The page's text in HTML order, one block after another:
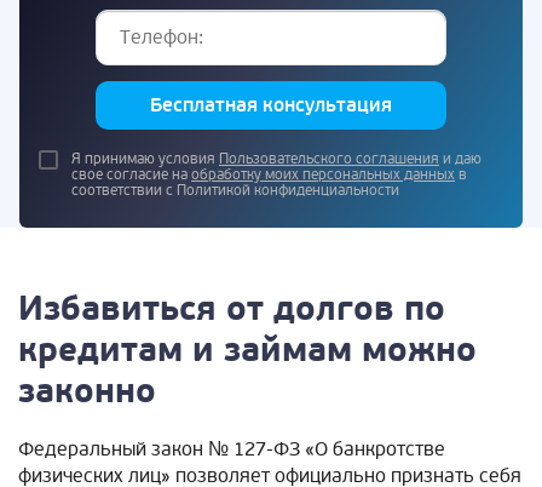
Бесплатная консультация
Я принимаю условия Пользовательского соглашения и даю
свое согласие на обработку моих персональных данных в
соответствии с Политикой конфиденциальности
Избавиться от долгов по
кредитам и займам можно
законно
Федеральный закон № 127-ФЗ «О банкротстве
физических лиц» позволяет официально признать себя